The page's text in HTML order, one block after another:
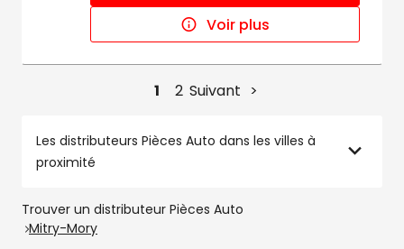
Voir plus
1 2 Suivant
Les distributeurs Pièces Auto dans les villes à
proximité
Trouver un distributeur Pièces Auto
Mitry-Mory